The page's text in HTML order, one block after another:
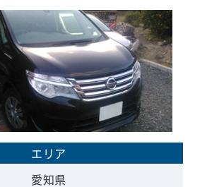
エリア
愛知県